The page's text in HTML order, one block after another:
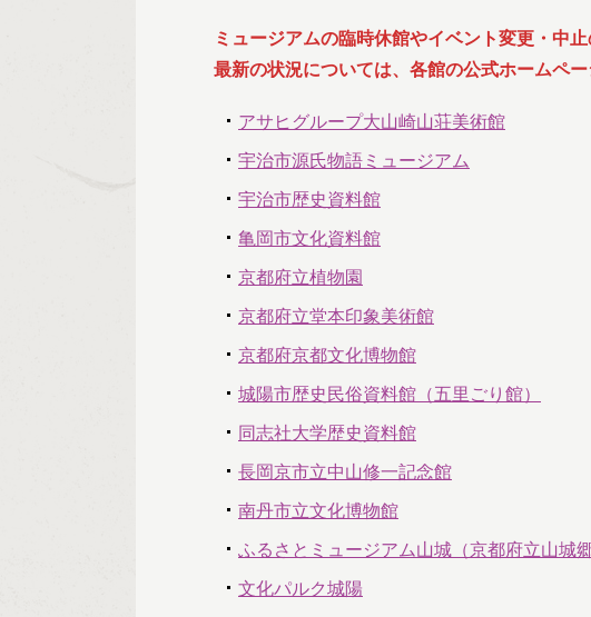
ミュージアムの臨時休館やイベント変更・中止
最新の状況については、各館の公式ホームペー
アサヒグループ大山崎山荘美術館
宇治市源氏物語ミュージアム
宇治市歴史資料館
亀岡市文化資料館
京都府立植物園
京都府立堂本印象美術館
京都府京都文化博物館
城陽市歴史民俗資料館（五里ごり館）
同志社大学歴史資料館
長岡京市立中山修一記念館
南丹市立文化博物館
ふるさとミュージアム山城（京都府立山城
文化パルク城陽